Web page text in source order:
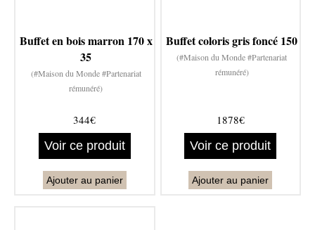
Buffet en bois marron 170 x
35
(#Maison du Monde #Partenariat
rémunéré)
344€
Voir ce produit
Ajouter au panier
Buffet coloris gris foncé 150
(#Maison du Monde #Partenariat
rémunéré)
1878€
Voir ce produit
Ajouter au panier